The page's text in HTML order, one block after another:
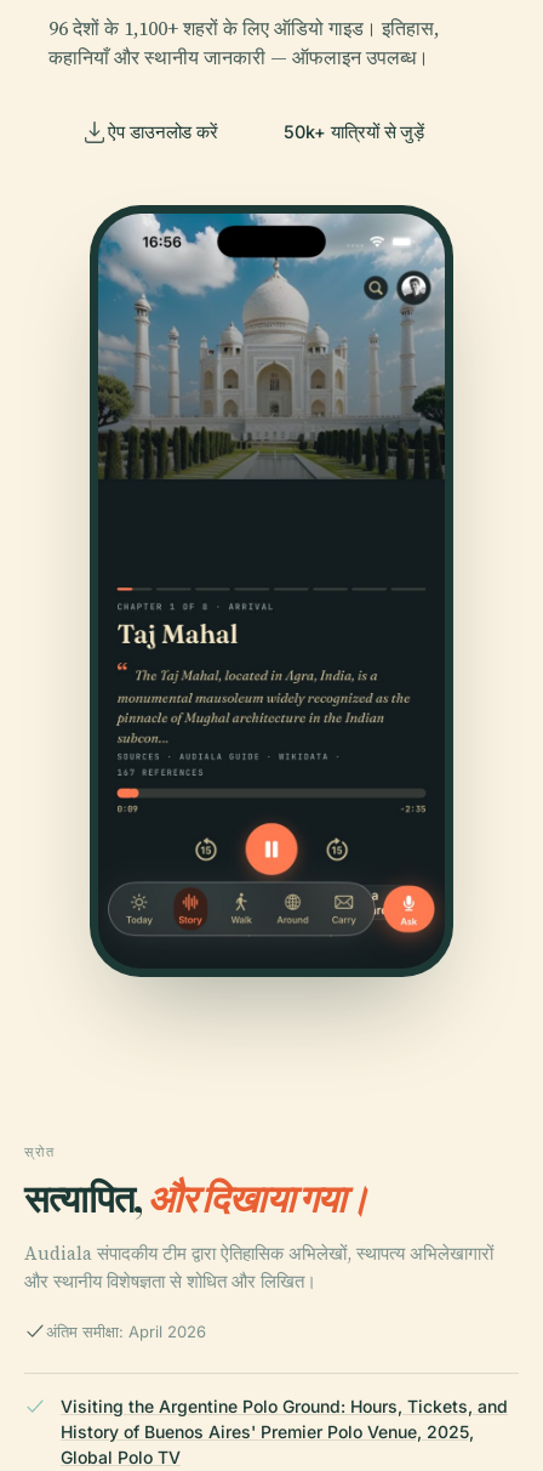
96 देशों के 1,100+ शहरों के लिए ऑडियो गाइड। इतिहास,
कहानियाँ और स्थानीय जानकारी — ऑफलाइन उपलब्ध।
ऐप डाउनलोड करें 50k+ यात्रियों से जुड़ें
स्रोत
सत्यापित,और दिखाया गया।
Audiala संपादकीय टीम द्वारा ऐतिहासिक अभिलेखों, स्थापत्य अभिलेखागारों
और स्थानीय विशेषज्ञता से शोधित और लिखित।
अंतिम समीक्षा: April 2026
Visiting the Argentine Polo Ground: Hours, Tickets, and
History of Buenos Aires' Premier Polo Venue, 2025,
Global Polo TV